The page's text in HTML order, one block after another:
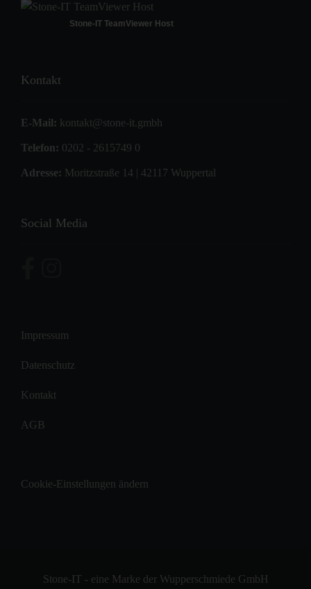
Stone-IT TeamViewer Host
Kontakt
E-Mail: kontakt@stone-it.gmbh
Telefon: 0202 - 2615749 0
Adresse: Moritzstraße 14 | 42117 Wuppertal
Social Media
Impressum
Datenschutz
Kontakt
AGB
Cookie-Einstellungen ändern
Stone-IT - eine Marke der Wupperschmiede GmbH